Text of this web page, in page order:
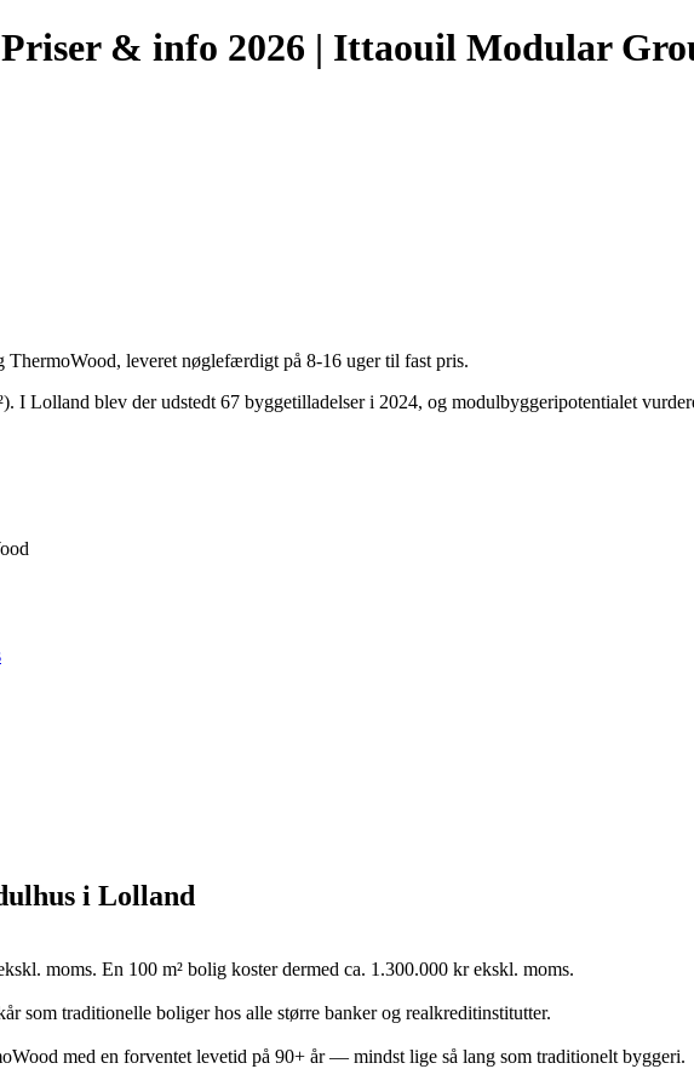
& info 2026 | Ittaouil Modular
leveret nøglefærdigt på 8-16 uger til fast pris.
I Lolland blev der udstedt 67 byggetilladelser i 2024, og modulbyggeripotentialet
i Lolland
moms. En 100 m² bolig koster dermed ca. 1.300.000 kr ekskl. moms.
som traditionelle boliger hos alle større banker og realkreditinstitutter.
med en forventet levetid på 90+ år — mindst lige så lang som traditionelt byggeri.